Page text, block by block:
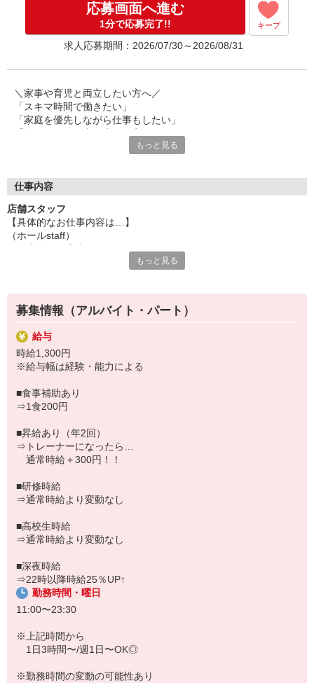
■昇給あり（年2回）
⇒トレーナーになったら…
通常時給＋300円！！
⇒通常時給より変動なし
■高校生時給
⇒通常時給より変動なし
⇒22時以降時給25％UP↑
応募画面へ進む
1分で応募完了!! キープ
求人応募期間：2026/07/30～2026/08/31
＼家事や育児と両立したい方へ／
「スキマ時間で働きたい」
「家庭を優先しながら仕事もしたい」
■シフトはとっても柔軟
お子様の予定や家庭の事情に合わせて働けます◎
■ブランク・未経験OK
難しい作業はなし！丁寧な研修ありで安心スタート♪
久しぶりのお仕事でも大丈夫です。
同世代のスタッフも活躍中です。
■嬉しい社割あり
系列店やカラオケが割引で利用可能！
家族との時間もお得に楽しめます♪
「家庭を大事にしながら働きたい」
そんな方にぴったりのお仕事です◎
お気軽にご応募ください！
もっと見る
仕事内容
店舗スタッフ
【具体的なお仕事内容は…】
（ホールstaff）
・テーブルの片づけ など…
（キッチンstaff）
・調理補助
・お皿洗い など
第一興商グループの飲食店では、
短時間勤務や扶養内勤務の相談も可能◎
りを心掛けています。
未経験から始めたスタッフも多く、研修制度があるのでブランクが
あっても安心です。
とつ。
ご家族との外食やレジャーもお得に楽しめます。
もっと見る
募集情報（アルバイト・パート）
給与
時給1,300円
※給与幅は経験・能力による
■食事補助あり
⇒1食200円
■昇給あり（年2回）
⇒トレーナーになったら…
通常時給＋300円！！
■研修時給
⇒通常時給より変動なし
■高校生時給
⇒通常時給より変動なし
■深夜時給
⇒22時以降時給25％UP↑
勤務時間・曜日
11:00〜23:30
※上記時間から
1日3時間〜/週1日〜OK◎
※勤務時間の変動の可能性あり